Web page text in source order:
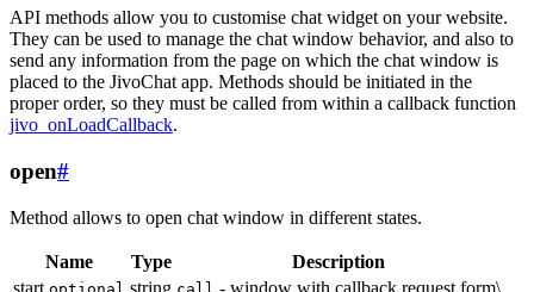
API methods allow you to customise chat widget on your website.
They can be used to manage the chat window behavior, and also to
send any information from the page on which the chat window is
placed to the JivoChat app. Methods should be initiated in the
proper order, so they must be called from within a callback function
jivo_onLoadCallback.
open#
Method allows to open chat window in different states.
Name Type
Description
start
string - window with callback request form\